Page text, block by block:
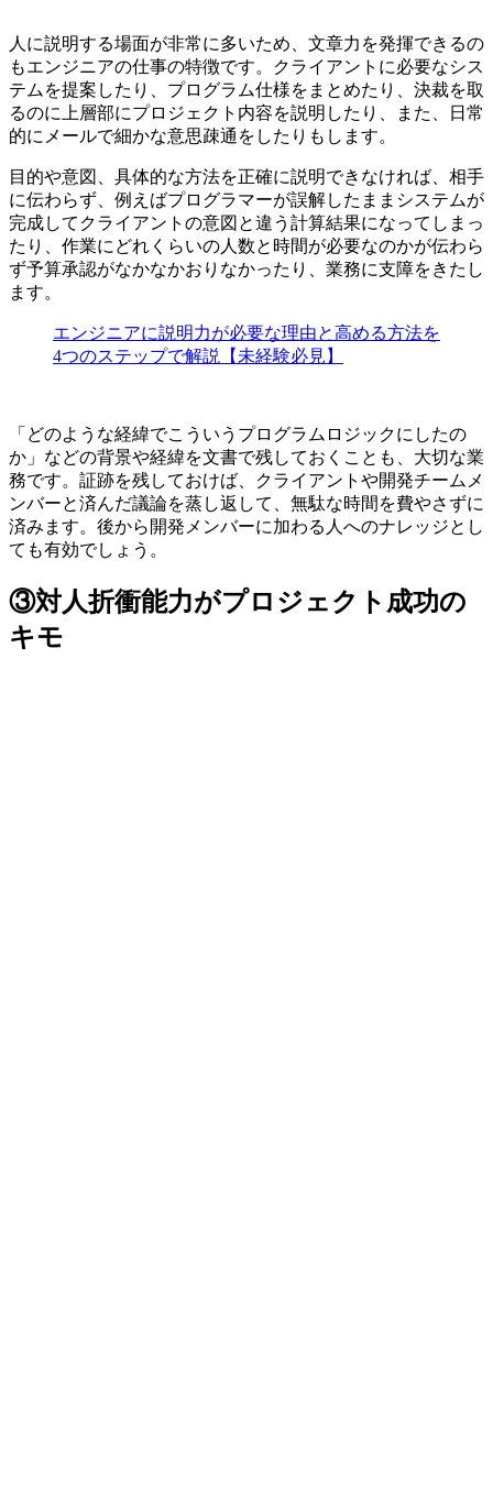
人に説明する場面が非常に多いため、文章力を発揮できるの
もエンジニアの仕事の特徴です。クライアントに必要なシス
テムを提案したり、プログラム仕様をまとめたり、決裁を取
るのに上層部にプロジェクト内容を説明したり、また、日常
的にメールで細かな意思疎通をしたりもします。
目的や意図、具体的な方法を正確に説明できなければ、相手
に伝わらず、例えばプログラマーが誤解したままシステムが
完成してクライアントの意図と違う計算結果になってしまっ
たり、作業にどれくらいの人数と時間が必要なのかが伝わら
ず予算承認がなかなかおりなかったり、業務に支障をきたし
ます。
エンジニアに説明力が必要な理由と高める方法を
4つのステップで解説【未経験必見】
「どのような経緯でこういうプログラムロジックにしたの
か」などの背景や経緯を文書で残しておくことも、大切な業
務です。証跡を残しておけば、クライアントや開発チームメ
ンバーと済んだ議論を蒸し返して、無駄な時間を費やさずに
済みます。 後から開発メンバーに加わる人へのナレッジとし
ても有効でしょう。
③対人折衝能力がプロジェクト成功の
キモ